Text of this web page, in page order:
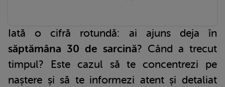
Iată o cifră rotundă: ai ajuns deja în
săptămâna 30 de sarcină? Când a trecut
timpul? Este cazul să te concentrezi pe
naștere și să te informezi atent și detaliat